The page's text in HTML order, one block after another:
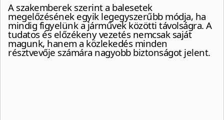
A szakemberek szerint a balesetek
megelőzésének egyik legegyszerűbb módja, ha
mindig figyelünk a járművek közötti távolságra. A
tudatos és előzékeny vezetés nemcsak saját
magunk, hanem a közlekedés minden
résztvevője számára nagyobb biztonságot jelent.